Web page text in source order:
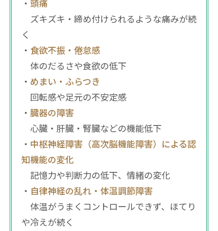
頭痛
ズキズキ・締め付けられるような痛みが続
く
食欲不振・倦怠感
体のだるさや食欲の低下
めまい・ふらつき
回転感や足元の不安定感
臓器の障害
心臓・肝臓・腎臓などの機能低下
中枢神経障害（高次脳機能障害）による認
知機能の変化
記憶力や判断力の低下、情緒の変化
自律神経の乱れ・体温調節障害
体温がうまくコントロールできず、ほてり
や冷えが続く